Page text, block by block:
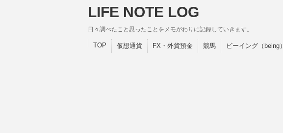
LIFE NOTE LOG
日々調べたこと思ったことをメモがわりに記録していきます。
TOP 仮想通貨 FX・外貨預金 競馬 ビーイング（being）